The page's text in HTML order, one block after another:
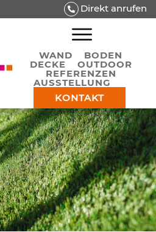
Direkt anrufen
WAND BODEN
DECKE OUTDOOR
REFERENZEN
AUSSTELLUNG
KONTAKT